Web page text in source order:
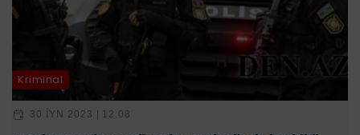
Kriminal
30 IYN 2023 | 12:08